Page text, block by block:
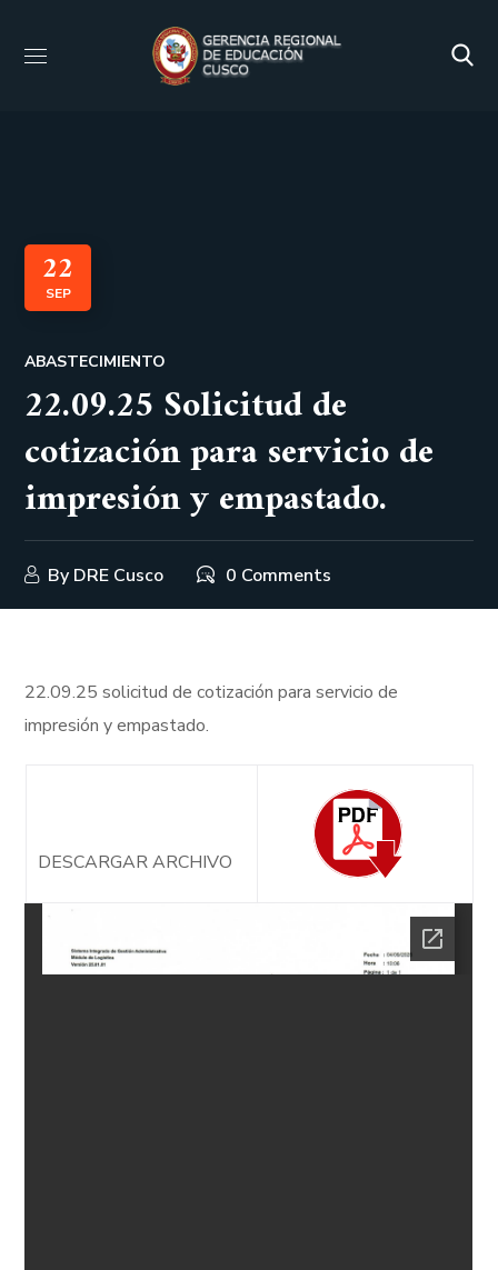
22
SEP
ABASTECIMIENTO
22.09.25 Solicitud de
cotización para servicio de
impresión y empastado.
By DRE Cusco 0 Comments
22.09.25 solicitud de cotización para servicio de
impresión y empastado.
DESCARGAR ARCHIVO